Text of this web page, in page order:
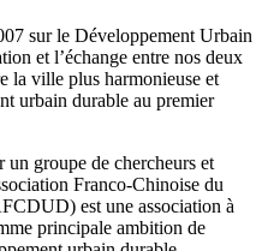
sur le Développement Urbain
et l’échange entre nos deux
la ville plus harmonieuse et
urbain durable au premier
un groupe de chercheurs et
Franco-Chinoise du
est une association à
principale ambition de